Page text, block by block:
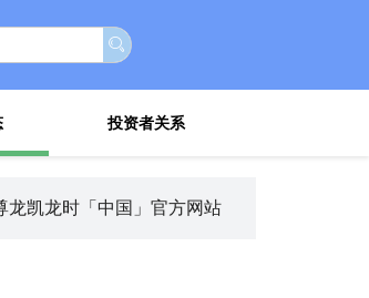
投资者关系
龙凯龙时「中国」官方网站